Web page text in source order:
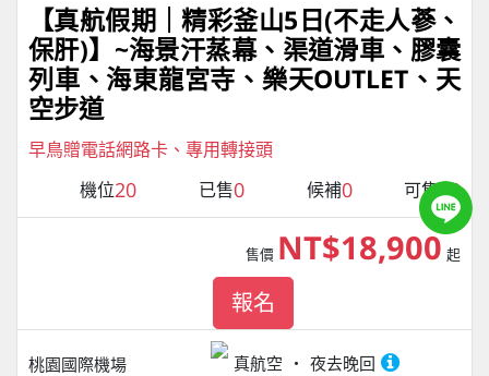
【真航假期｜精彩釜山5日(不走人蔘、
保肝)】~海景汗蒸幕、渠道滑車、膠囊
列車、海東龍宮寺、樂天OUTLET、天
空步道
早鳥贈電話網路卡、專用轉接頭
機位20 已售0 候補0 可售12
桃園國際機場 真航空 夜去晚回
售價 NT$18,900 起
報名